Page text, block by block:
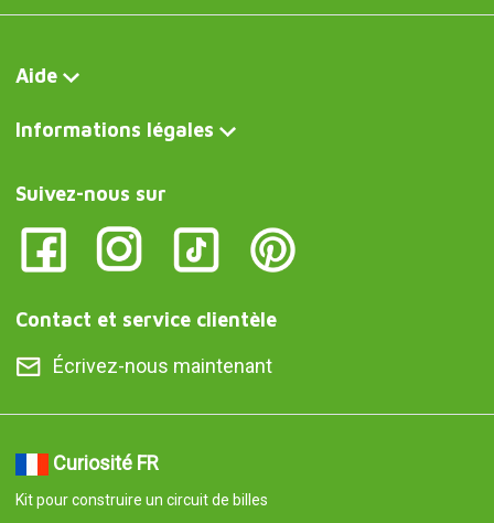
Aide
Informations légales
Suivez-nous sur
Contact et service clientèle
Écrivez-nous maintenant
Curiosité FR
Kit pour construire un circuit de billes